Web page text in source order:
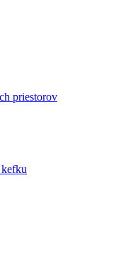
priestorov